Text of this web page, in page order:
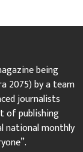
being
2075) by a team
journalists
of publishing
national monthly